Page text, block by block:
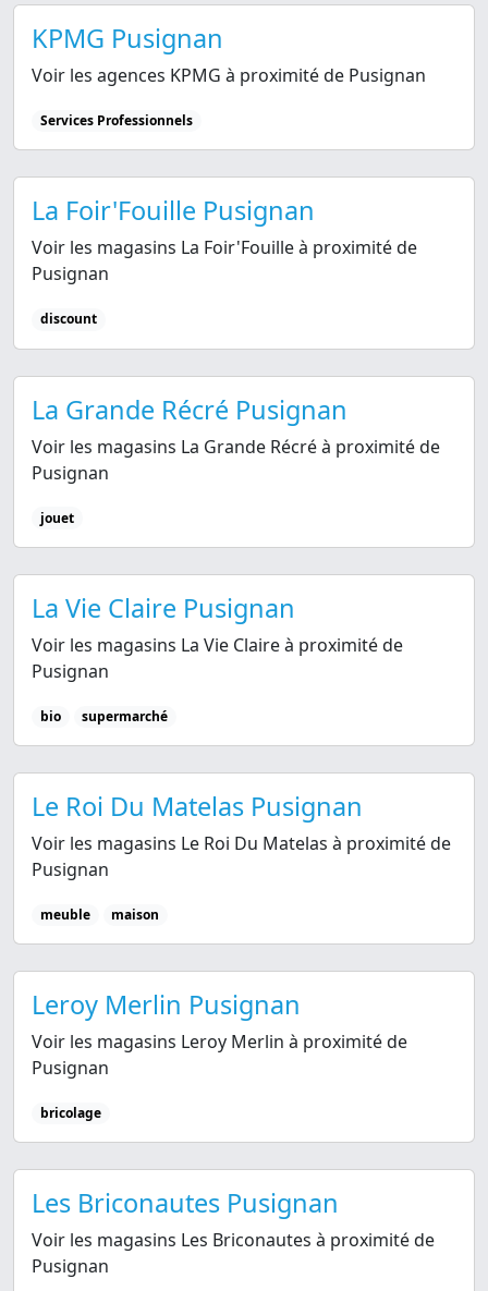
KPMG Pusignan
Voir les agences KPMG à proximité de Pusignan
Services Professionnels
La Foir'Fouille Pusignan
Voir les magasins La Foir'Fouille à proximité de
Pusignan
discount
La Grande Récré Pusignan
Voir les magasins La Grande Récré à proximité de
Pusignan
jouet
La Vie Claire Pusignan
Voir les magasins La Vie Claire à proximité de
Pusignan
bio supermarché
Le Roi Du Matelas Pusignan
Voir les magasins Le Roi Du Matelas à proximité de
Pusignan
meuble maison
Leroy Merlin Pusignan
Voir les magasins Leroy Merlin à proximité de
Pusignan
bricolage
Les Briconautes Pusignan
Voir les magasins Les Briconautes à proximité de
Pusignan